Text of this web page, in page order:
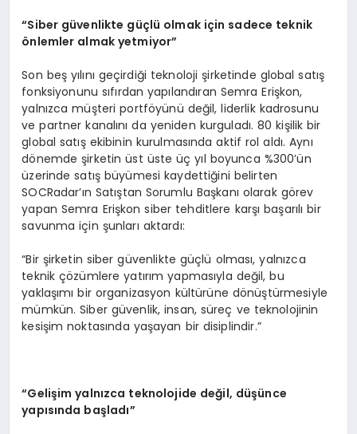
“Siber güvenlikte güçlü olmak için sadece teknik
önlemler almak yetmiyor”
Son beş yılını geçirdiği teknoloji şirketinde global satış
fonksiyonunu sıfırdan yapılandıran Semra Erişkon,
yalnızca müşteri portföyünü değil, liderlik kadrosunu
ve partner kanalını da yeniden kurguladı. 80 kişilik bir
global satış ekibinin kurulmasında aktif rol aldı. Aynı
dönemde şirketin üst üste üç yıl boyunca %300’ün
üzerinde satış büyümesi kaydettiğini belirten
SOCRadar’ın Satıştan Sorumlu Başkanı olarak görev
yapan Semra Erişkon siber tehditlere karşı başarılı bir
savunma için şunları aktardı:
“Bir şirketin siber güvenlikte güçlü olması, yalnızca
teknik çözümlere yatırım yapmasıyla değil, bu
yaklaşımı bir organizasyon kültürüne dönüştürmesiyle
mümkün. Siber güvenlik, insan, süreç ve teknolojinin
kesişim noktasında yaşayan bir disiplindir.”
“Gelişim yalnızca teknolojide değil, düşünce
yapısında başladı”